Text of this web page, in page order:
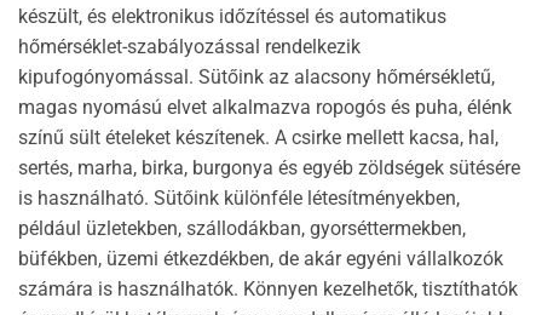
készült, és elektronikus időzítéssel és automatikus
hőmérséklet-szabályozással rendelkezik
kipufogónyomással. Sütőink az alacsony hőmérsékletű,
magas nyomású elvet alkalmazva ropogós és puha, élénk
színű sült ételeket készítenek. A csirke mellett kacsa, hal,
sertés, marha, birka, burgonya és egyéb zöldségek sütésére
is használható. Sütőink különféle létesítményekben,
például üzletekben, szállodákban, gyorséttermekben,
büfékben, üzemi étkezdékben, de akár egyéni vállalkozók
számára is használhatók. Könnyen kezelhetők, tisztíthatók